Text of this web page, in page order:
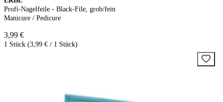
Profi-Nagelfeile - Black-File, grob/fein
Manicure / Pedicure
3,99 €
1 Stück (3,99 € / 1 Stück)